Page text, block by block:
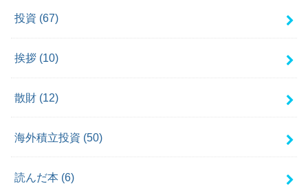
投資 (67)
挨拶 (10)
散財 (12)
海外積立投資 (50)
読んだ本 (6)